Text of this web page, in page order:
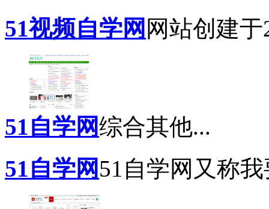
51视频自学网 网站创建
51自学网综合其他...
51自学网 51自学网又称